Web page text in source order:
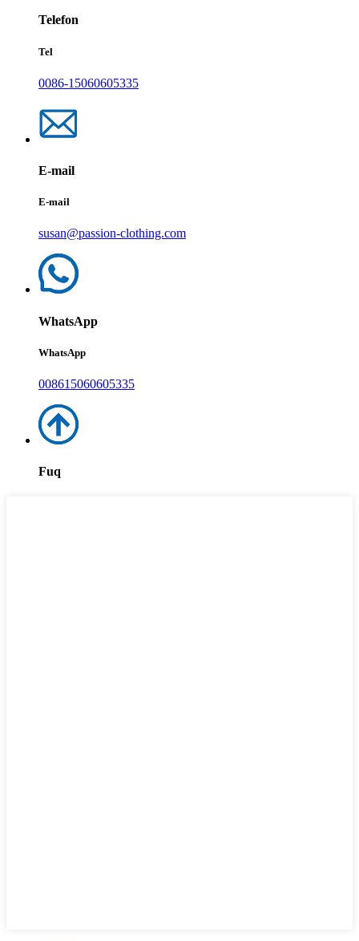
Telefon
Tel
0086-15060605335
E-mail
E-mail
susan@passion-clothing.com
WhatsApp
WhatsApp
008615060605335
Fuq